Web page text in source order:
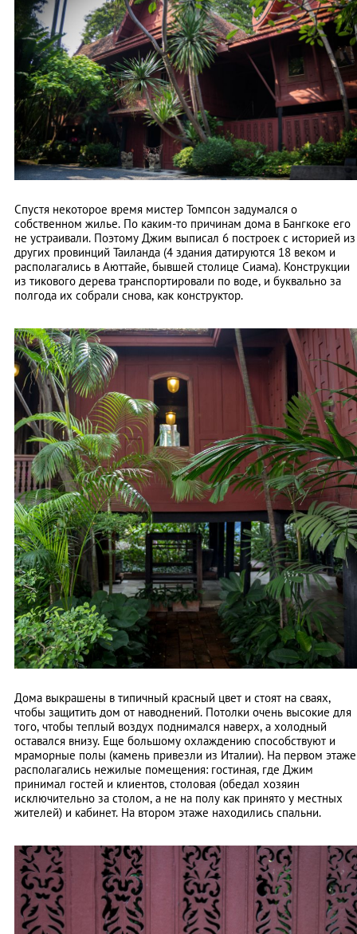
Спустя некоторое время мистер Томпсон задумался о
собственном жилье. По каким-то причинам дома в Бангкоке его
не устраивали. Поэтому Джим выписал 6 построек с историей из
других провинций Таиланда (4 здания датируются 18 веком и
располагались в Аюттайе, бывшей столице Сиама). Конструкции
из тикового дерева транспортировали по воде, и буквально за
полгода их собрали снова, как конструктор.
Дома выкрашены в типичный красный цвет и стоят на сваях,
чтобы защитить дом от наводнений. Потолки очень высокие для
того, чтобы теплый воздух поднимался наверх, а холодный
оставался внизу. Еще большому охлаждению способствуют и
мраморные полы (камень привезли из Италии). На первом этаже
располагались нежилые помещения: гостиная, где Джим
принимал гостей и клиентов, столовая (обедал хозяин
исключительно за столом, а не на полу как принято у местных
жителей) и кабинет. На втором этаже находились спальни.